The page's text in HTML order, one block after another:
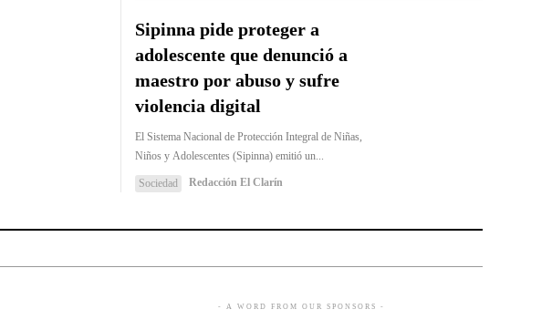
Sipinna pide proteger a
adolescente que denunció a
maestro por abuso y sufre
violencia digital
El Sistema Nacional de Protección Integral de Niñas,
Niños y Adolescentes (Sipinna) emitió un...
Sociedad Redacción El Clarín
- A WORD FROM OUR SPONSORS -